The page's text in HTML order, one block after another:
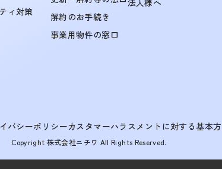
ィ対策
解約のお手続き
事業用物件の窓口
法人様へ
バシーポリシーカスタマーハラスメントに対する基本
Copyright 株式会社ニチワ All Rights Reserved.